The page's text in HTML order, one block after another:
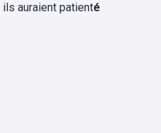
ils auraient patienté